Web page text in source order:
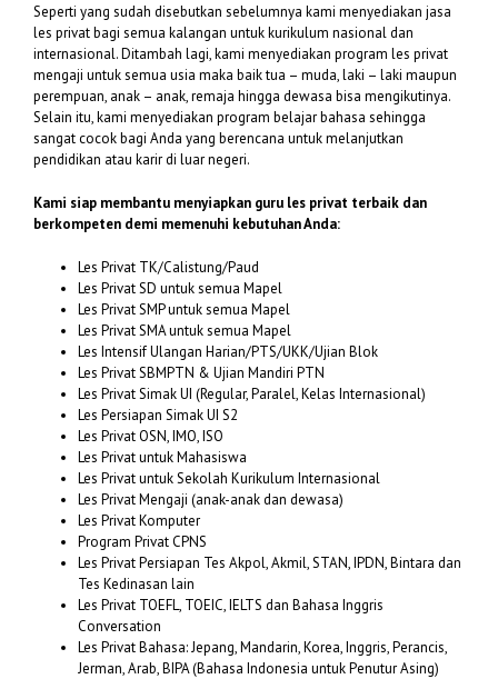
Seperti yang sudah disebutkan sebelumnya kami menyediakan jasa
les privat bagi semua kalangan untuk kurikulum nasional dan
internasional. Ditambah lagi, kami menyediakan program les privat
mengaji untuk semua usia maka baik tua – muda, laki – laki maupun
perempuan, anak – anak, remaja hingga dewasa bisa mengikutinya.
Selain itu, kami menyediakan program belajar bahasa sehingga
sangat cocok bagi Anda yang berencana untuk melanjutkan
pendidikan atau karir di luar negeri.
Kami siap membantu menyiapkan guru les privat terbaik dan
berkompeten demi memenuhi kebutuhan Anda:
Les Privat TK/Calistung/Paud
Les Privat SD untuk semua Mapel
Les Privat SMP untuk semua Mapel
Les Privat SMA untuk semua Mapel
Les Intensif Ulangan Harian/PTS/UKK/Ujian Blok
Les Privat SBMPTN & Ujian Mandiri PTN
Les Privat Simak UI (Regular, Paralel, Kelas Internasional)
Les Persiapan Simak UI S2
Les Privat OSN, IMO, ISO
Les Privat untuk Mahasiswa
Les Privat untuk Sekolah Kurikulum Internasional
Les Privat Mengaji (anak-anak dan dewasa)
Les Privat Komputer
Program Privat CPNS
Les Privat Persiapan Tes Akpol, Akmil, STAN, IPDN, Bintara dan
Tes Kedinasan lain
Les Privat TOEFL, TOEIC, IELTS dan Bahasa Inggris
Conversation
Les Privat Bahasa: Jepang, Mandarin, Korea, Inggris, Perancis,
Jerman, Arab, BIPA (Bahasa Indonesia untuk Penutur Asing)